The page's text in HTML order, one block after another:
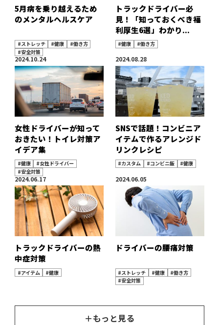
5月病を乗り越えるため
のメンタルヘルスケア
#ストレッチ #健康
#働き方
#安全対策
トラックドライバー必
見！「知っておくべき福
利厚生6選」わかり...
#健康 #働き方
2024.10.24
女性ドライバーが知って
おきたい！トイレ対策ア
イデア集
#健康
#女性ドライバー
#安全対策
2024.08.28
SNSで話題！コンビニア
イテムで作るアレンジド
リンクレシピ
#カスタム #コンビニ飯 #健康
2024.06.17
トラックドライバーの熱
中症対策
#アイテム #健康
2024.06.05
ドライバーの腰痛対策
#ストレッチ #健康
#働き方
#安全対策
＋もっと見る